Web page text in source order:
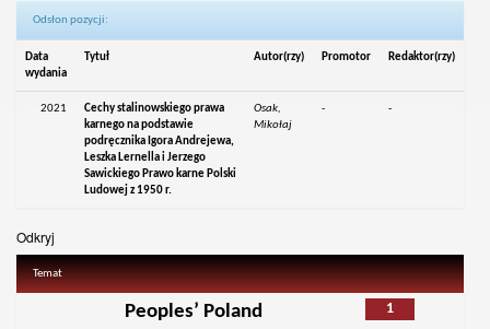
Odsłon pozycji:
Data
wydania
Tytuł Autor(rzy) Promotor Redaktor(rzy)
2021
Cechy stalinowskiego prawa
karnego na podstawie
podręcznika Igora Andrejewa,
Leszka Lernella i Jerzego
Sawickiego Prawo karne Polski
Ludowej z 1950 r.
Osak,
Mikołaj
- -
Odkryj
Temat
1
Peoples’ Poland